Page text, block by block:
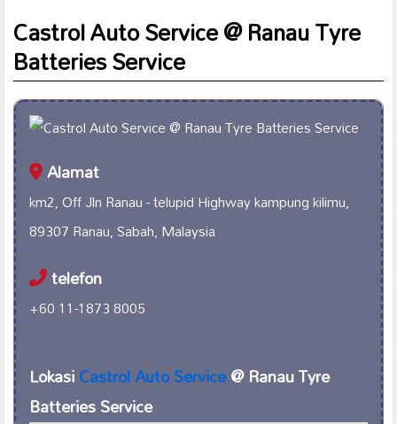
Castrol Auto Service @ Ranau Tyre
Batteries Service
Alamat
km2, Off Jln Ranau - telupid Highway kampung kilimu,
89307 Ranau, Sabah, Malaysia
telefon
+60 11-1873 8005
LokasiCastrol Auto Service@ Ranau Tyre
Batteries Service